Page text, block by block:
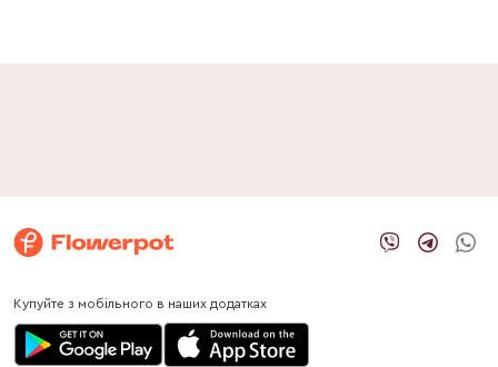
Купуйте з мобільного в наших додатках